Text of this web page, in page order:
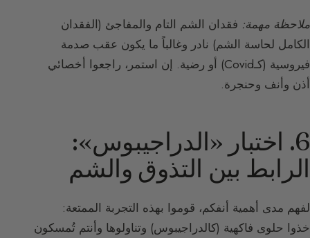
ملاحظة مهمة: فقدان الشم التام والمفاجئ (الفقدان
الكامل لحاسة الشم) نادر وغالباً ما يكون عقب صدمة
فيروسية (كـCovid) أو رضية. إن استمر، راجعوا أخصائي
أذن وأنف وحنجرة.
6. اختبار «الدراجيبوس»:
الرابط بين التذوق والشم
لفهم مدى أهمية أنفكم، قوموا بهذه التجربة الممتعة:
خذوا حلوى فاكهية (كالدراجيبوس) وتناولوها وأنتم تُمسكون